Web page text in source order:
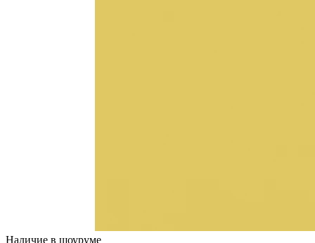
Наличие в шоуруме